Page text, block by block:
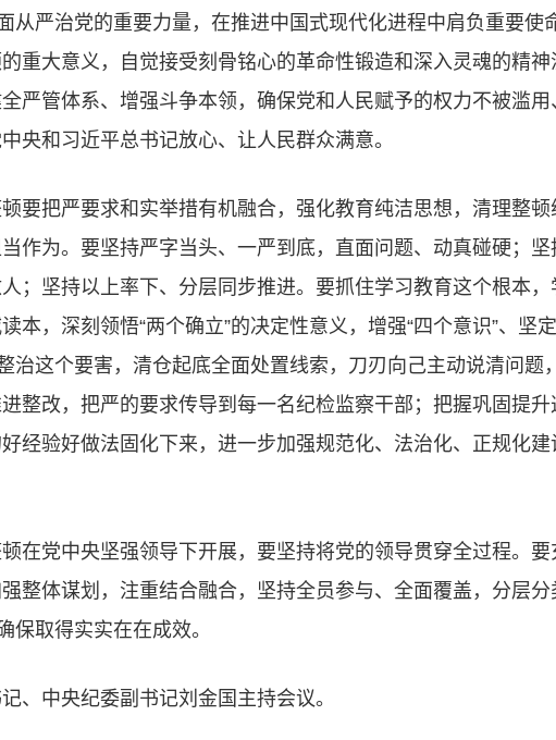
从严治党的重要力量，在推进中国式现代化进程中肩负重要使
重大意义，自觉接受刻骨铭心的革命性锻造和深入灵魂的精
严管体系、增强斗争本领，确保党和人民赋予的权力不被滥
央和习近平总书记放心、让人民群众满意。
要把严要求和实举措有机融合，强化教育纯洁思想，清理整
作为。要坚持严字当头、一严到底，直面问题、动真碰硬；
；坚持以上率下、分层同步推进。要抓住学习教育这个根本
本，深刻领悟“两个确立”的决定性意义，增强“四个意识”、坚定
治这个要害，清仓起底全面处置线索，刀刃向己主动说清问题
整改，把严的要求传导到每一名纪检监察干部；把握巩固提
经验好做法固化下来，进一步加强规范化、法治化、正规化
在党中央坚强领导下开展，要坚持将党的领导贯穿全过程。
整体谋划，注重结合融合，坚持全员参与、全面覆盖，分层
保取得实实在在成效。
、中央纪委副书记刘金国主持会议。